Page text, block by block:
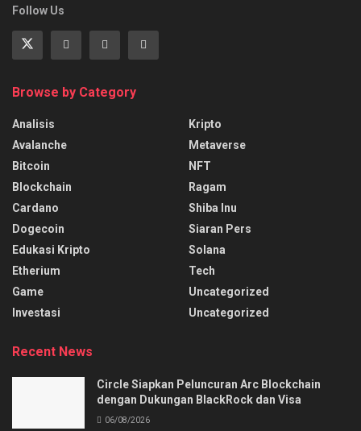
Follow Us
Browse by Category
Analisis
Avalanche
Bitcoin
Blockchain
Cardano
Dogecoin
Edukasi Kripto
Etherium
Game
Investasi
Kripto
Metaverse
NFT
Ragam
Shiba Inu
Siaran Pers
Solana
Tech
Uncategorized
Uncategorized
Recent News
Circle Siapkan Peluncuran Arc Blockchain
dengan Dukungan BlackRock dan Visa
06/08/2026